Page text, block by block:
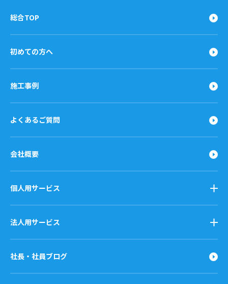
総合TOP
初めての方へ
施工事例
よくあるご質問
会社概要
個人用サービス
法人用サービス
社長・社員ブログ